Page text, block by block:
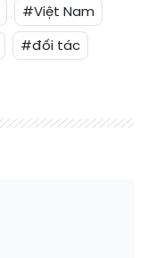
#Việt Nam
#đối tác